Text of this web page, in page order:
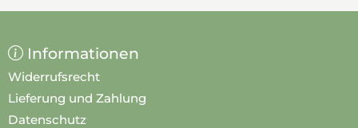
Informationen
Widerrufsrecht
Lieferung und Zahlung
Datenschutz